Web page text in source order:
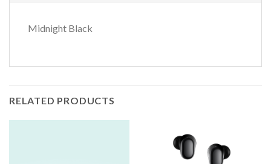
Midnight Black
RELATED PRODUCTS